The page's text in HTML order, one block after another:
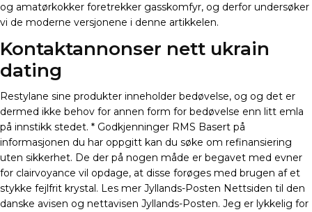
og amatørkokker foretrekker gasskomfyr, og derfor undersøker
vi de moderne versjonene i denne artikkelen.
Kontaktannonser nett ukrain
dating
Restylane sine produkter inneholder bedøvelse, og og det er
dermed ikke behov for annen form for bedøvelse enn litt emla
på innstikk stedet. * Godkjenninger RMS Basert på
informasjonen du har oppgitt kan du søke om refinansiering
uten sikkerhet. De der på nogen måde er begavet med evner
for clairvoyance vil opdage, at disse forøges med brugen af et
stykke fejlfrit krystal. Les mer Jyllands-Posten Nettsiden til den
danske avisen og nettavisen Jyllands-Posten. Jeg er lykkelig for